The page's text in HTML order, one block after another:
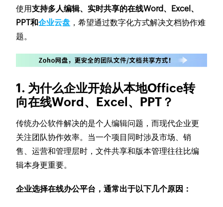
使用支持多人编辑、实时共享的在线Word、Excel、
PPT和企业云盘 ，希望通过数字化方式解决文档协作难
题。
1. 为什么企业开始从本地Office转
向在线Word、Excel、PPT？
传统办公软件解决的是个人编辑问题，而现代企业更
关注团队协作效率。当一个项目同时涉及市场、销
售、运营和管理层时，文件共享和版本管理往往比编
辑本身更重要。
企业选择在线办公平台，通常出于以下几个原因：